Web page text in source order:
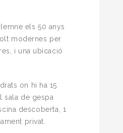
els 50 anys
modernes per
i una ubicació
on hi ha 15
sala de gespa
descoberta, 1
privat.